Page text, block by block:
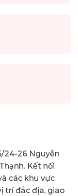
24-26 Nguyễn
Kết nối
các khu vực
trí đắc địa, giao